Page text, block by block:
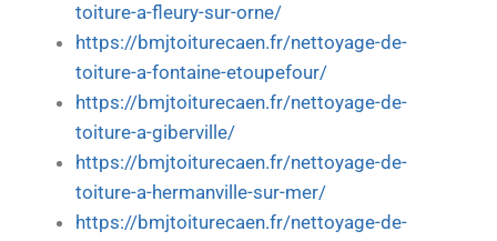
toiture-a-fleury-sur-orne/
https://bmjtoiturecaen.fr/nettoyage-de-
toiture-a-fontaine-etoupefour/
https://bmjtoiturecaen.fr/nettoyage-de-
toiture-a-giberville/
https://bmjtoiturecaen.fr/nettoyage-de-
toiture-a-hermanville-sur-mer/
https://bmjtoiturecaen.fr/nettoyage-de-